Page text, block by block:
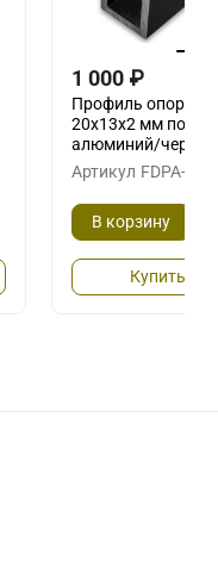
1 000 ₽
Профиль опорный
20х13х2 мм под
алюминий/
Артикул FDPA-
В корзину
Купить в